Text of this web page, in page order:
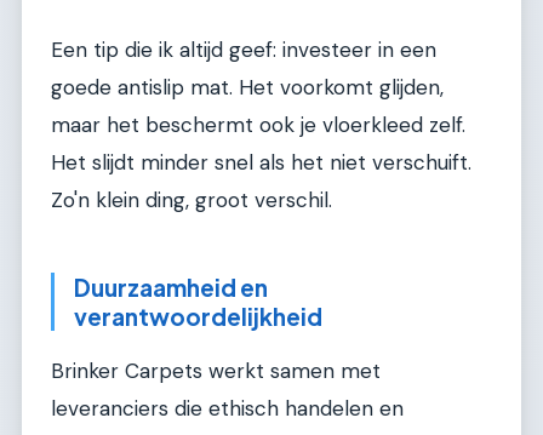
Een tip die ik altijd geef: investeer in een
goede antislip mat. Het voorkomt glijden,
maar het beschermt ook je vloerkleed zelf.
Het slijdt minder snel als het niet verschuift.
Zo'n klein ding, groot verschil.
Duurzaamheid en
verantwoordelijkheid
Brinker Carpets werkt samen met
leveranciers die ethisch handelen en